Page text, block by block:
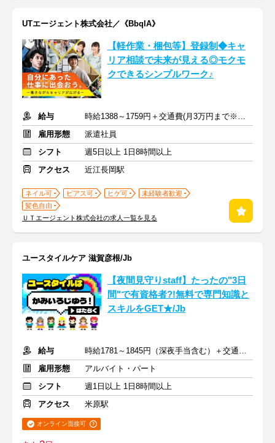
UTエージェント株式会社／《BbqlA》
【軽作業・梱包等】登録制◆キャ
リア相談で未来が見える◎モクモ
クできるシンプルワーク♪
給与
時給1388～1759円＋交通費(月3万円まで※規定あり)
雇用形態
派遣社員
シフト
週5日以上 1日8時間以上
アクセス
近江長岡駅
ネイル可 ピアス可 ヒゲ可
未経験者歓迎
髪色自由
ＵＴエージェント株式会社の求人一覧を見る
ユースタイルケア 滋賀彦根/Jb
【夜間見守りstaff】たったの"3日
間"で有資格者?!無料で専門知識と
スキルをGET★/Jb
給与
時給1781～1845円（深夜手当含む）＋交通費支給
雇用形態
アルバイト・パート
シフト
週1日以上 1日8時間以上
アクセス
米原駅
オンライン面接可